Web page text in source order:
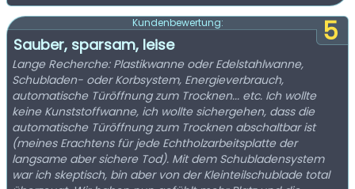
5
Kundenbewertung:
Sauber, sparsam, leise
Lange Recherche: Plastikwanne oder Edelstahlwanne,
Schubladen- oder Korbsystem, Energieverbrauch,
automatische Türöffnung zum Trocknen... etc. Ich wollte
keine Kunststoffwanne, ich wollte sichergehen, dass die
automatische Türöffnung zum Trocknen abschaltbar ist
(meines Erachtens für jede Echtholzarbeitsplatte der
langsame aber sichere Tod). Mit dem Schubladensystem
war ich skeptisch, bin aber von der Kleinteilschublade total